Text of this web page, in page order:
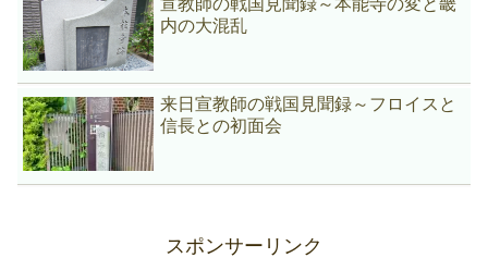
宣教師の戦国見聞録～本能寺の変と畿
内の大混乱
来日宣教師の戦国見聞録～フロイスと
信長との初面会
スポンサーリンク